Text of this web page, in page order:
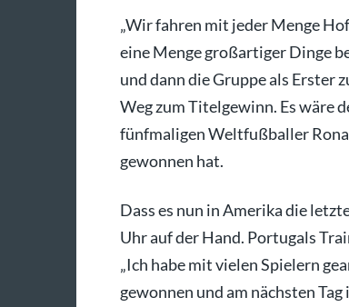
„Wir fahren mit jeder Menge
eine Menge großartiger Dinge
und dann die Gruppe als Erster
Weg zum Titelgewinn. Es wäre
fünfmaligen Weltfußballer
gewonnen hat.
Dass es nun in Amerika die
Uhr auf der Hand. Portugals
„Ich habe mit vielen Spielern
gewonnen und am nächsten